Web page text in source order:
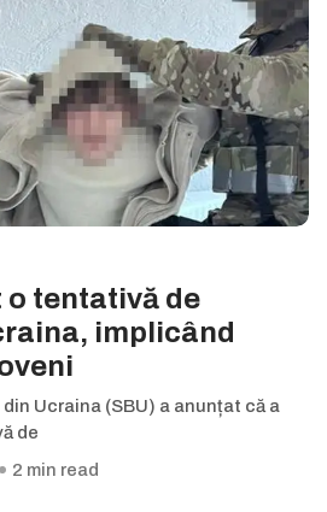
o tentativă de
implicând
Ucraina (SBU) a anunțat că a
de
2 min read